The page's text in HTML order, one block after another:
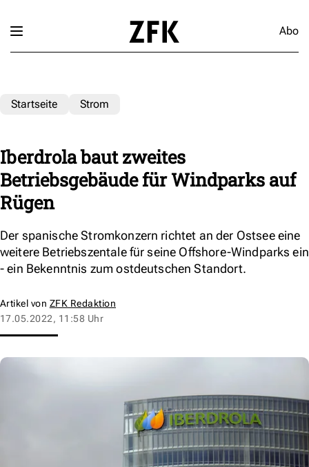
Abo
Startseite Strom
Iberdrola baut zweites
Betriebsgebäude für Windparks auf
Rügen
Der spanische Stromkonzern richtet an der Ostsee eine
weitere Betriebszentale für seine Offshore-Windparks ein
- ein Bekenntnis zum ostdeutschen Standort.
Artikel von ZFK Redaktion
17.05.2022, 11:58 Uhr